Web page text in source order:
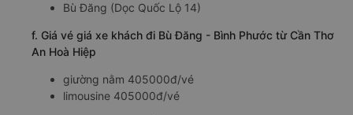
Bù Đăng (Dọc Quốc Lộ 14)
f. Giá vé giá xe khách đi Bù Đăng - Bình Phước từ Cần Thơ
An Hoà Hiệp
giường nằm 405000đ/vé
limousine 405000đ/vé